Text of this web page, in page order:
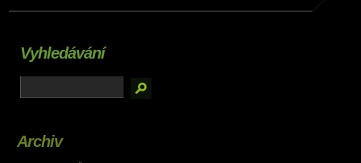
Vyhledávání
Archiv